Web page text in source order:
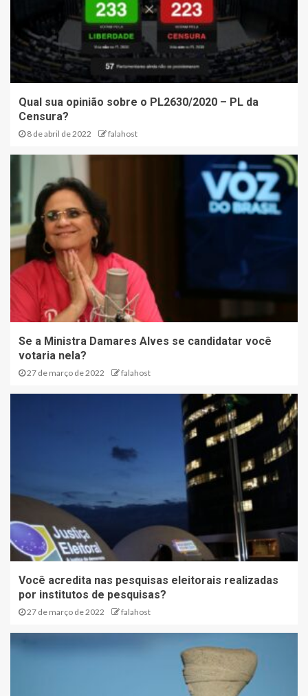
Qual sua opinião sobre o PL2630/2020 – PL da
Censura?
8 de abril de 2022 falahost
Se a Ministra Damares Alves se candidatar você
votaria nela?
27 de março de 2022 falahost
Você acredita nas pesquisas eleitorais realizadas
por institutos de pesquisas?
27 de março de 2022 falahost